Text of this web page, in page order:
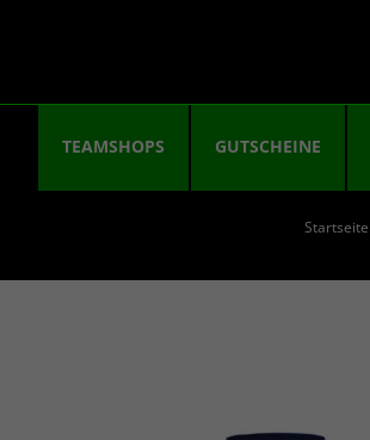
TEAMSHOPS GUTSCHEINE
Startseite